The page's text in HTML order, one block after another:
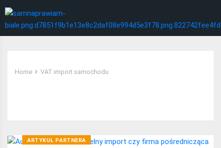
Home VAT import samochodu
ARTYKUŁ PARTNERA